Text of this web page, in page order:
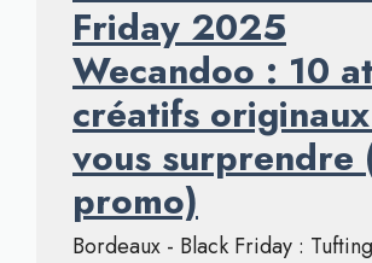
Friday 2025
Wecandoo : 10
créatifs
vous surprendre
promo)
Bordeaux - Black Friday :